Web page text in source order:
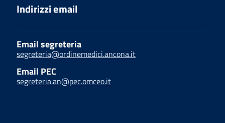
Indirizzi email
Email segreteria
segreteria@ordinemedici.ancona.it
Email PEC
segreteria.an@pec.omceo.it